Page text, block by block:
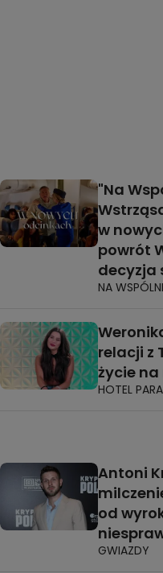
"Na
w
powrót
decyzja
NA
relacji z
życie na
HOTEL
Antoni
od
GWIAZDY